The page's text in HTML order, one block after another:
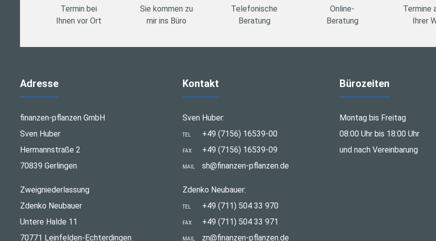
Termin bei
Ihnen vor Ort
Sie kommen zu
mir ins Büro
Telefonische
Beratung
Online-
Beratung
Termine
Ihrer
Adresse
finanzen-pflanzen GmbH
Sven Huber
Hermannstraße 2
70839 Gerlingen
Zweigniederlassung
Zdenko Neubauer
Untere Halde 11
70771 Leinfelden-Echterdingen
Kontakt
Sven Huber:
TEL +49 (7156) 16539-00
FAX +49 (7156) 16539-09
MAIL sh@finanzen-pflanzen.de
Zdenko Neubauer:
TEL +49 (711) 504 33 970
FAX +49 (711) 504 33 971
MAIL zn@finanzen-pflanzen.de
Bürozeiten
Montag bis Freitag
08:00 Uhr bis 18:00 Uhr
und nach Vereinbarung